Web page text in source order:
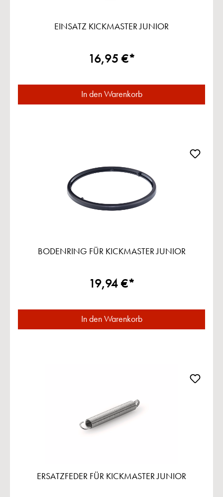
EINSATZ KICKMASTER JUNIOR
16,95 €*
In den Warenkorb
BODENRING FÜR KICKMASTER JUNIOR
19,94 €*
In den Warenkorb
ERSATZFEDER FÜR KICKMASTER JUNIOR